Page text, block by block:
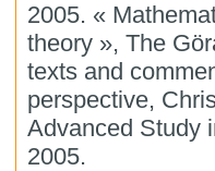
2005. «
theory », The
texts and
perspective,
Advanced Study
2005.